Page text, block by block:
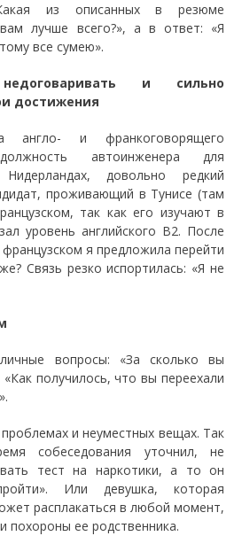
из описанных в резюме
лучше всего?», а в ответ: «Я
все сумею».
и сильно
достижения
и франкоговорящего
автоинженера для
довольно редкий
проживающий в Тунисе (там
так как его изучают в
уровень английского B2. После
я предложила перейти
Связь резко испортилась: «Я не
вопросы: «За сколько вы
«Как получилось, что вы переехали
и неуместных вещах. Так
собеседования уточнил, не
тест на наркотики, а то он
Или девушка, которая
расплакаться в любой момент,
похороны ее родственника.